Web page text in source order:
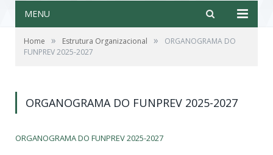
MENU
Home » Estrutura Organizacional »
ORGANOGRAMA DO
FUNPREV 2025-2027
ORGANOGRAMA DO FUNPREV 2025-2027
ORGANOGRAMA DO FUNPREV 2025-2027